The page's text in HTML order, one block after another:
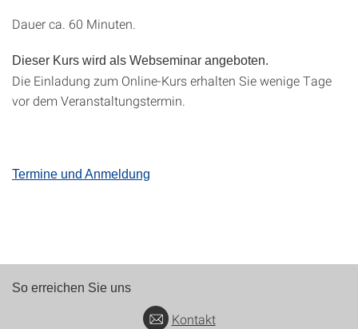
Dauer ca. 60 Minuten.
Dieser Kurs wird als Webseminar angeboten.
Die Einladung zum Online-Kurs erhalten Sie wenige Tage
vor dem Veranstaltungstermin.
Termine und Anmeldung
So erreichen Sie uns
Kontakt